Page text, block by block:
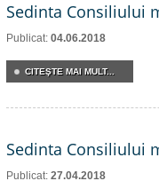
Sedinta Consiliului
Publicat: 04.06.2018
CITEŞTE MAI MULT...
Sedinta Consiliului
Publicat: 27.04.2018